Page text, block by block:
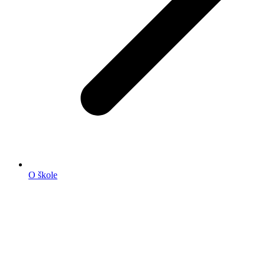
O škole